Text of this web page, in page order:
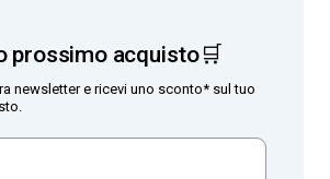
prossimo acquisto🛒
newsletter e ricevi uno sconto* sul tuo